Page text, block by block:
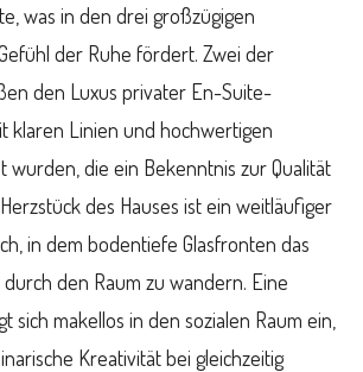
was in den drei großzügigen
der Ruhe fördert. Zwei der
den Luxus privater En-Suite-
klaren Linien und hochwertigen
wurden, die ein Bekenntnis zur Qualität
des Hauses ist ein weitläufiger
in dem bodentiefe Glasfronten das
durch den Raum zu wandern. Eine
sich makellos in den sozialen Raum ein,
Kreativität bei gleichzeitig